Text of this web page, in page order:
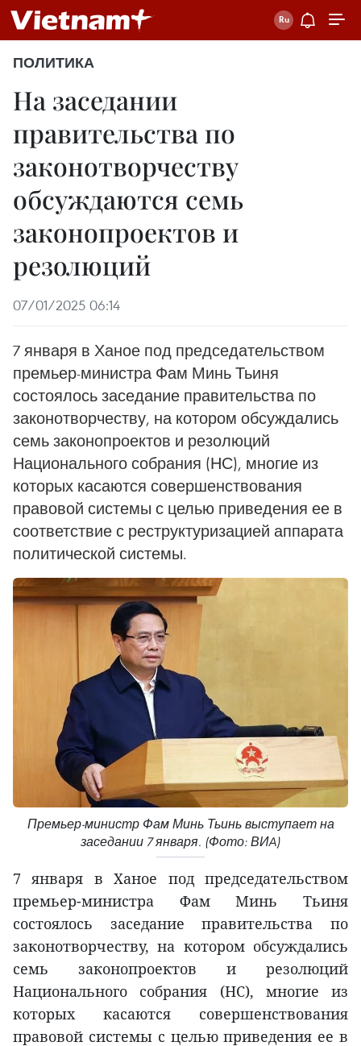
ПОЛИТИКА
На заседании
правительства по
законотворчеству
обсуждаются семь
законопроектов и
резолюций
07/01/2025 06:14
7 января в Ханое под председательством
премьер-министра Фам Минь Тьиня
состоялось заседание правительства по
законотворчеству, на котором обсуждались
семь законопроектов и резолюций
Национального собрания (НС), многие из
которых касаются совершенствования
правовой системы с целью приведения ее в
соответствие с реструктуризацией аппарата
политической системы.
Премьер-министр Фам Минь Тьинь выступает на
заседании 7 января. (Фото: ВИA)
7 января в Ханое под председательством
премьер-министра Фам Минь Тьиня
состоялось заседание правительства по
законотворчеству, на котором обсуждались
семь законопроектов и резолюций
Национального собрания (НС), многие из
которых касаются совершенствования
правовой системы с целью приведения ее в